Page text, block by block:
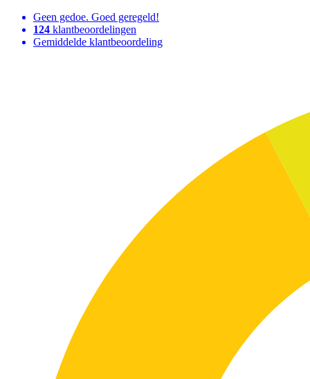
Geen gedoe. Goed geregeld!
124 klantbeoordelingen
Gemiddelde klantbeoordeling